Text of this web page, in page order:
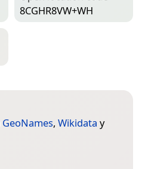
8CGHR8VW+WH
GeoNames, Wikidata y